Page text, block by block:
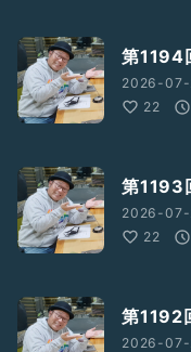
第1194
2026-
22
第1193
2026-
22
第1192
2026-